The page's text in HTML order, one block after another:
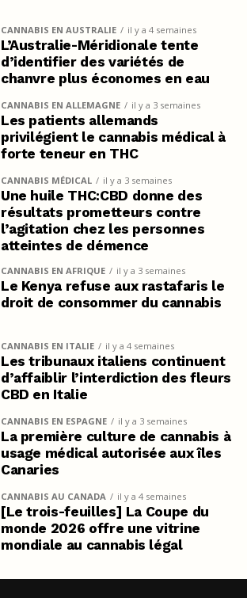
CANNABIS EN AUSTRALIE il y a 4 semaines
L’Australie-Méridionale tente
d’identifier des variétés de
chanvre plus économes en eau
CANNABIS EN ALLEMAGNE il y a 3 semaines
Les patients allemands
privilégient le cannabis médical à
forte teneur en THC
CANNABIS MÉDICAL il y a 3 semaines
Une huile THC:CBD donne des
résultats prometteurs contre
l’agitation chez les personnes
atteintes de démence
CANNABIS EN AFRIQUE il y a 3 semaines
Le Kenya refuse aux rastafaris le
droit de consommer du cannabis
CANNABIS EN ITALIE il y a 4 semaines
Les tribunaux italiens continuent
d’affaiblir l’interdiction des fleurs
CBD en Italie
CANNABIS EN ESPAGNE il y a 3 semaines
La première culture de cannabis à
usage médical autorisée aux îles
Canaries
CANNABIS AU CANADA il y a 4 semaines
[Le trois-feuilles] La Coupe du
monde 2026 offre une vitrine
mondiale au cannabis légal